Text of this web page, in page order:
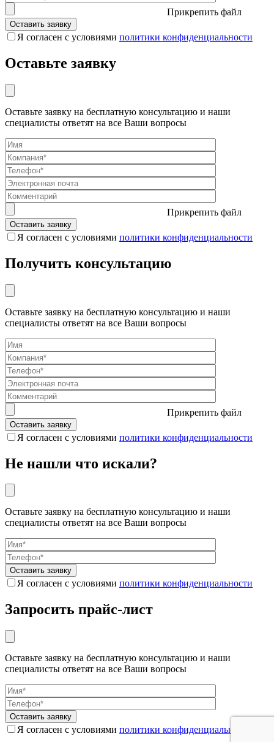
Прикрепить файл
Я согласен с условиями политики конфиденциальности
Оставьте заявку
Оставьте заявку на бесплатную консультацию и наши
специалисты ответят на все Ваши вопросы
Прикрепить файл
Я согласен с условиями политики конфиденциальности
Получить консультацию
Оставьте заявку на бесплатную консультацию и наши
специалисты ответят на все Ваши вопросы
Прикрепить файл
Я согласен с условиями политики конфиденциальности
Не нашли что искали?
Оставьте заявку на бесплатную консультацию и наши
специалисты ответят на все Ваши вопросы
Я согласен с условиями политики конфиденциальности
Запросить прайс-лист
Оставьте заявку на бесплатную консультацию и наши
специалисты ответят на все Ваши вопросы
Я согласен с условиями политики конфиденциальности